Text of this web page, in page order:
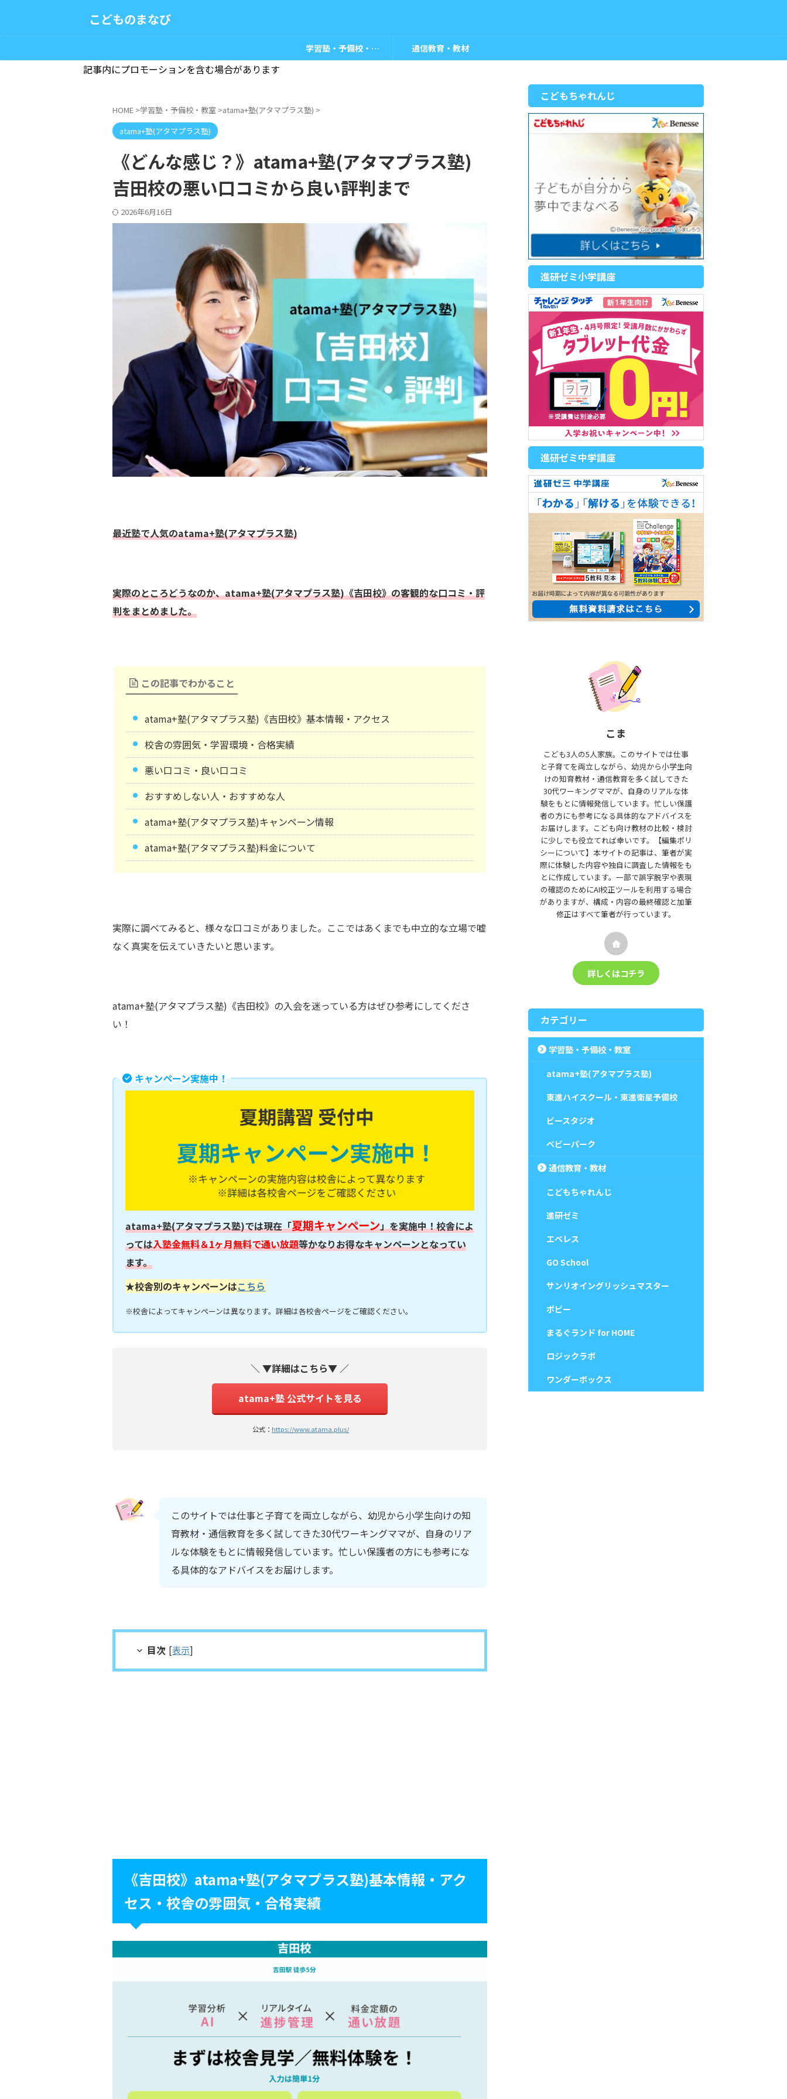
こどものまなび
学習塾・予備校・教室 通信教育・教材
記事内にプロモーションを含む場合があります
HOME >学習塾・予備校・教室 >atama+塾(アタマプラス塾) >
atama+塾(アタマプラス塾)
《どんな感じ？》atama+塾(アタマプラス塾)
吉田校の悪い口コミから良い評判まで
2026年6月16日
最近塾で人気のatama+塾(アタマプラス塾)
実際のところどうなのか、atama+塾(アタマプラス塾)《吉田校》の客観的な口コミ・評
判をまとめました。
この記事でわかること
atama+塾(アタマプラス塾)《吉田校》基本情報・アクセス
校舎の雰囲気・学習環境・合格実績
悪い口コミ・良い口コミ
おすすめしない人・おすすめな人
atama+塾(アタマプラス塾)キャンペーン情報
atama+塾(アタマプラス塾)料金について
実際に調べてみると、様々な口コミがありました。ここではあくまでも中立的な立場で嘘
なく真実を伝えていきたいと思います。
atama+塾(アタマプラス塾)《吉田校》の入会を迷っている方はぜひ参考にしてくださ
い！
キャンペーン実施中！
atama+塾(アタマプラス塾)では現在「夏期キャンペーン」を実施中！校舎によ
っては入塾金無料＆1ヶ月無料で通い放題等かなりお得なキャンペーンとなってい
ます。
★校舎別のキャンペーンはこちら
※校舎によってキャンペーンは異なります。詳細は各校舎ページをご確認ください。
＼ ▼詳細はこちら▼ ／
atama+塾 公式サイトを見る
公式： https://www.atama.plus/
このサイトでは仕事と子育てを両立しながら、幼児から小学生向けの知
育教材・通信教育を多く試してきた30代ワーキングママが、自身のリア
ルな体験をもとに情報発信しています。忙しい保護者の方にも参考にな
る具体的なアドバイスをお届けします。
目次 [表示]
《吉田校》atama+塾(アタマプラス塾)基本情報・アク
セス・校舎の雰囲気・合格実績
こどもちゃれんじ
進研ゼミ小学講座
進研ゼミ中学講座
こま
こども3人の5人家族。このサイトでは仕事
と子育てを両立しながら、幼児から小学生向
けの知育教材・通信教育を多く試してきた
30代ワーキングママが、自身のリアルな体
験をもとに情報発信しています。忙しい保護
者の方にも参考になる具体的なアドバイスを
お届けします。こども向け教材の比較・検討
に少しでも役立てれば幸いです。【編集ポリ
シーについて】本サイトの記事は、筆者が実
際に体験した内容や独自に調査した情報をも
とに作成しています。一部で誤字脱字や表現
の確認のためにAI校正ツールを利用する場合
がありますが、構成・内容の最終確認と加筆
修正はすべて筆者が行っています。
詳しくはコチラ
カテゴリー
学習塾・予備校・教室
atama+塾(アタマプラス塾)
東進ハイスクール・東進衛星予備校
ビースタジオ
ベビーパーク
通信教育・教材
こどもちゃれんじ
進研ゼミ
エベレス
GO School
サンリオイングリッシュマスター
ポピー
まるぐランド for HOME
ロジックラボ
ワンダーボックス